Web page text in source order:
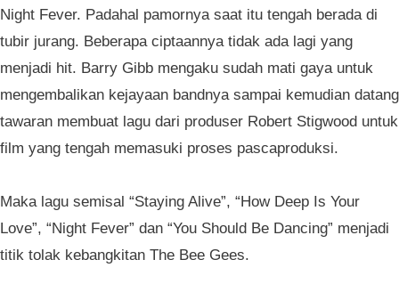
Night Fever. Padahal pamornya saat itu tengah berada di
tubir jurang. Beberapa ciptaannya tidak ada lagi yang
menjadi hit. Barry Gibb mengaku sudah mati gaya untuk
mengembalikan kejayaan bandnya sampai kemudian datang
tawaran membuat lagu dari produser Robert Stigwood untuk
film yang tengah memasuki proses pascaproduksi.
Maka lagu semisal “Staying Alive”, “How Deep Is Your
Love”, “Night Fever” dan “You Should Be Dancing” menjadi
titik tolak kebangkitan The Bee Gees.